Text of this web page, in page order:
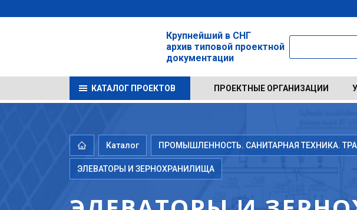
Крупнейший в СНГ
архив типовой проектной
документации
КАТАЛОГ ПРОЕКТОВ ПРОЕКТНЫЕ ОРГАНИЗАЦИИ
Каталог ПРОМЫШЛЕННОСТЬ. САНИТАРНАЯ ТЕХНИКА.
ЭЛЕВАТОРЫ И ЗЕРНОХРАНИЛИЩА